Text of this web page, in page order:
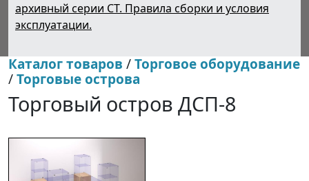
архивный серии СТ. Правила сборки и условия
эксплуатации.
Каталог товаров /Торговое оборудование
/Торговые острова
Торговый остров ДСП-8